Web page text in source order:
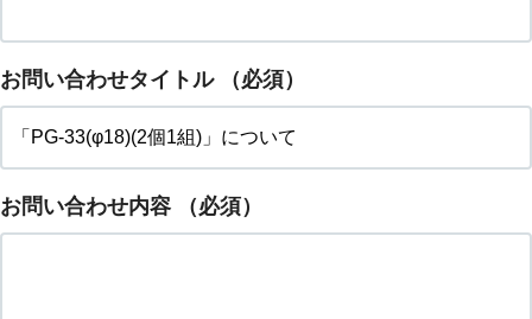
お問い合わせタイトル （必須）
お問い合わせ内容 （必須）